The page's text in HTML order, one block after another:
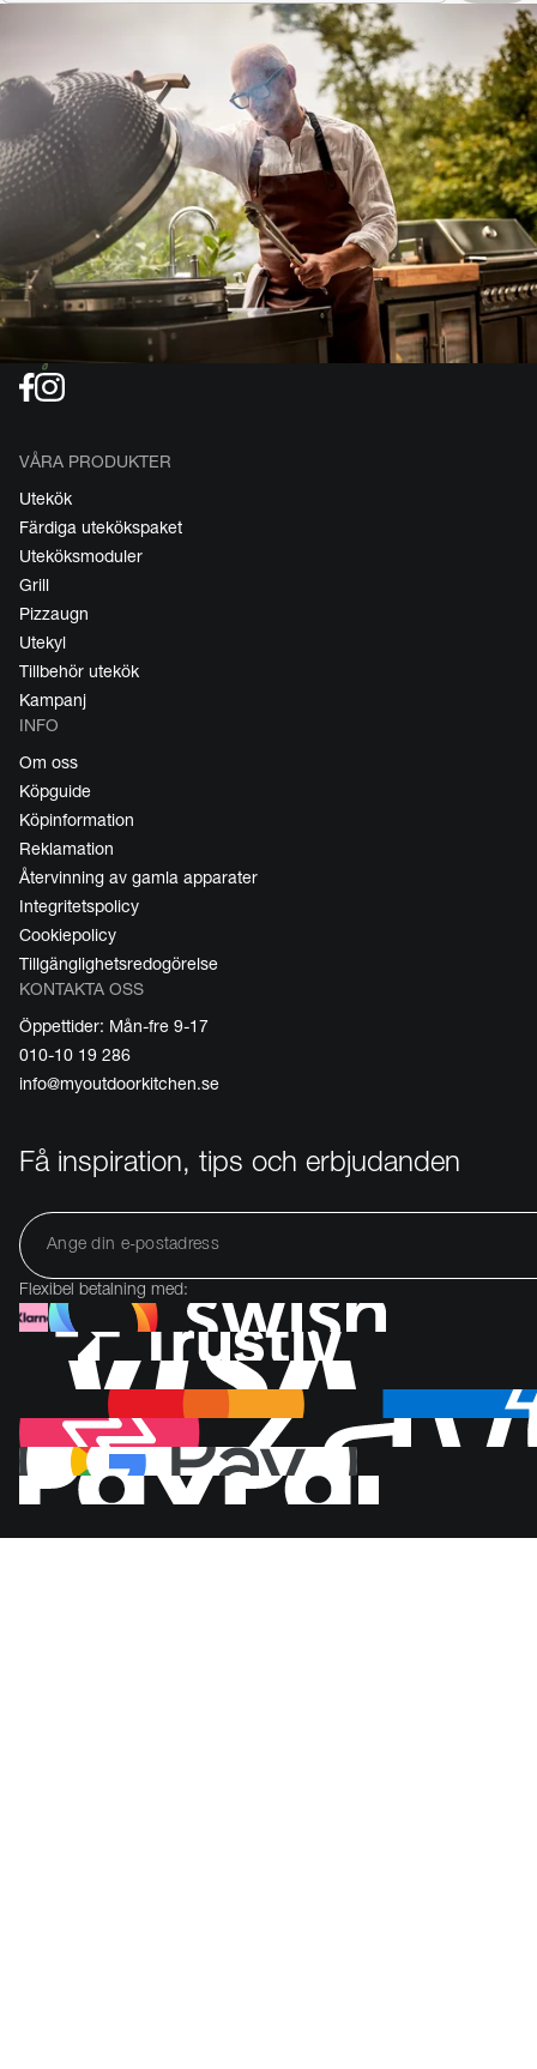
VÅRA PRODUKTER
Utekök
Färdiga utekökspaket
Uteköksmoduler
Grill
Pizzaugn
Utekyl
Tillbehör utekök
Kampanj
INFO
Om oss
Köpguide
Köpinformation
Reklamation
Återvinning av gamla apparater
Integritetspolicy
Cookiepolicy
Tillgänglighetsredogörelse
KONTAKTA OSS
Öppettider: Mån-fre 9-17
010-10 19 286
info@myoutdoorkitchen.se
Få inspiration, tips och erbjudanden
Flexibel betalning med: